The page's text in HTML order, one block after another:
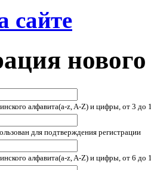
сайте
алфавита(a-z, A-Z) и цифры, от 3 до
для подтверждения регистрации
алфавита(a-z, A-Z) и цифры, от 6 до